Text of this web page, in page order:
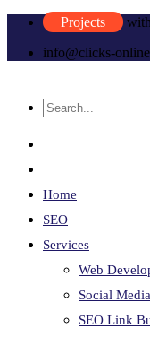
Projects
info@clicks-
Home
SEO
Services
Web
Social
SEO Link